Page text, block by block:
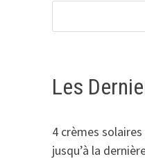
Les
4 crèmes
jusqu’à la